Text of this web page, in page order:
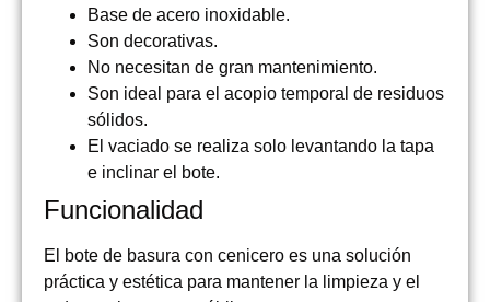
Base de acero inoxidable.
Son decorativas.
No necesitan de gran mantenimiento.
Son ideal para el acopio temporal de residuos
sólidos.
El vaciado se realiza solo levantando la tapa
e inclinar el bote.
Funcionalidad
El bote de basura con cenicero es una solución
práctica y estética para mantener la limpieza y el